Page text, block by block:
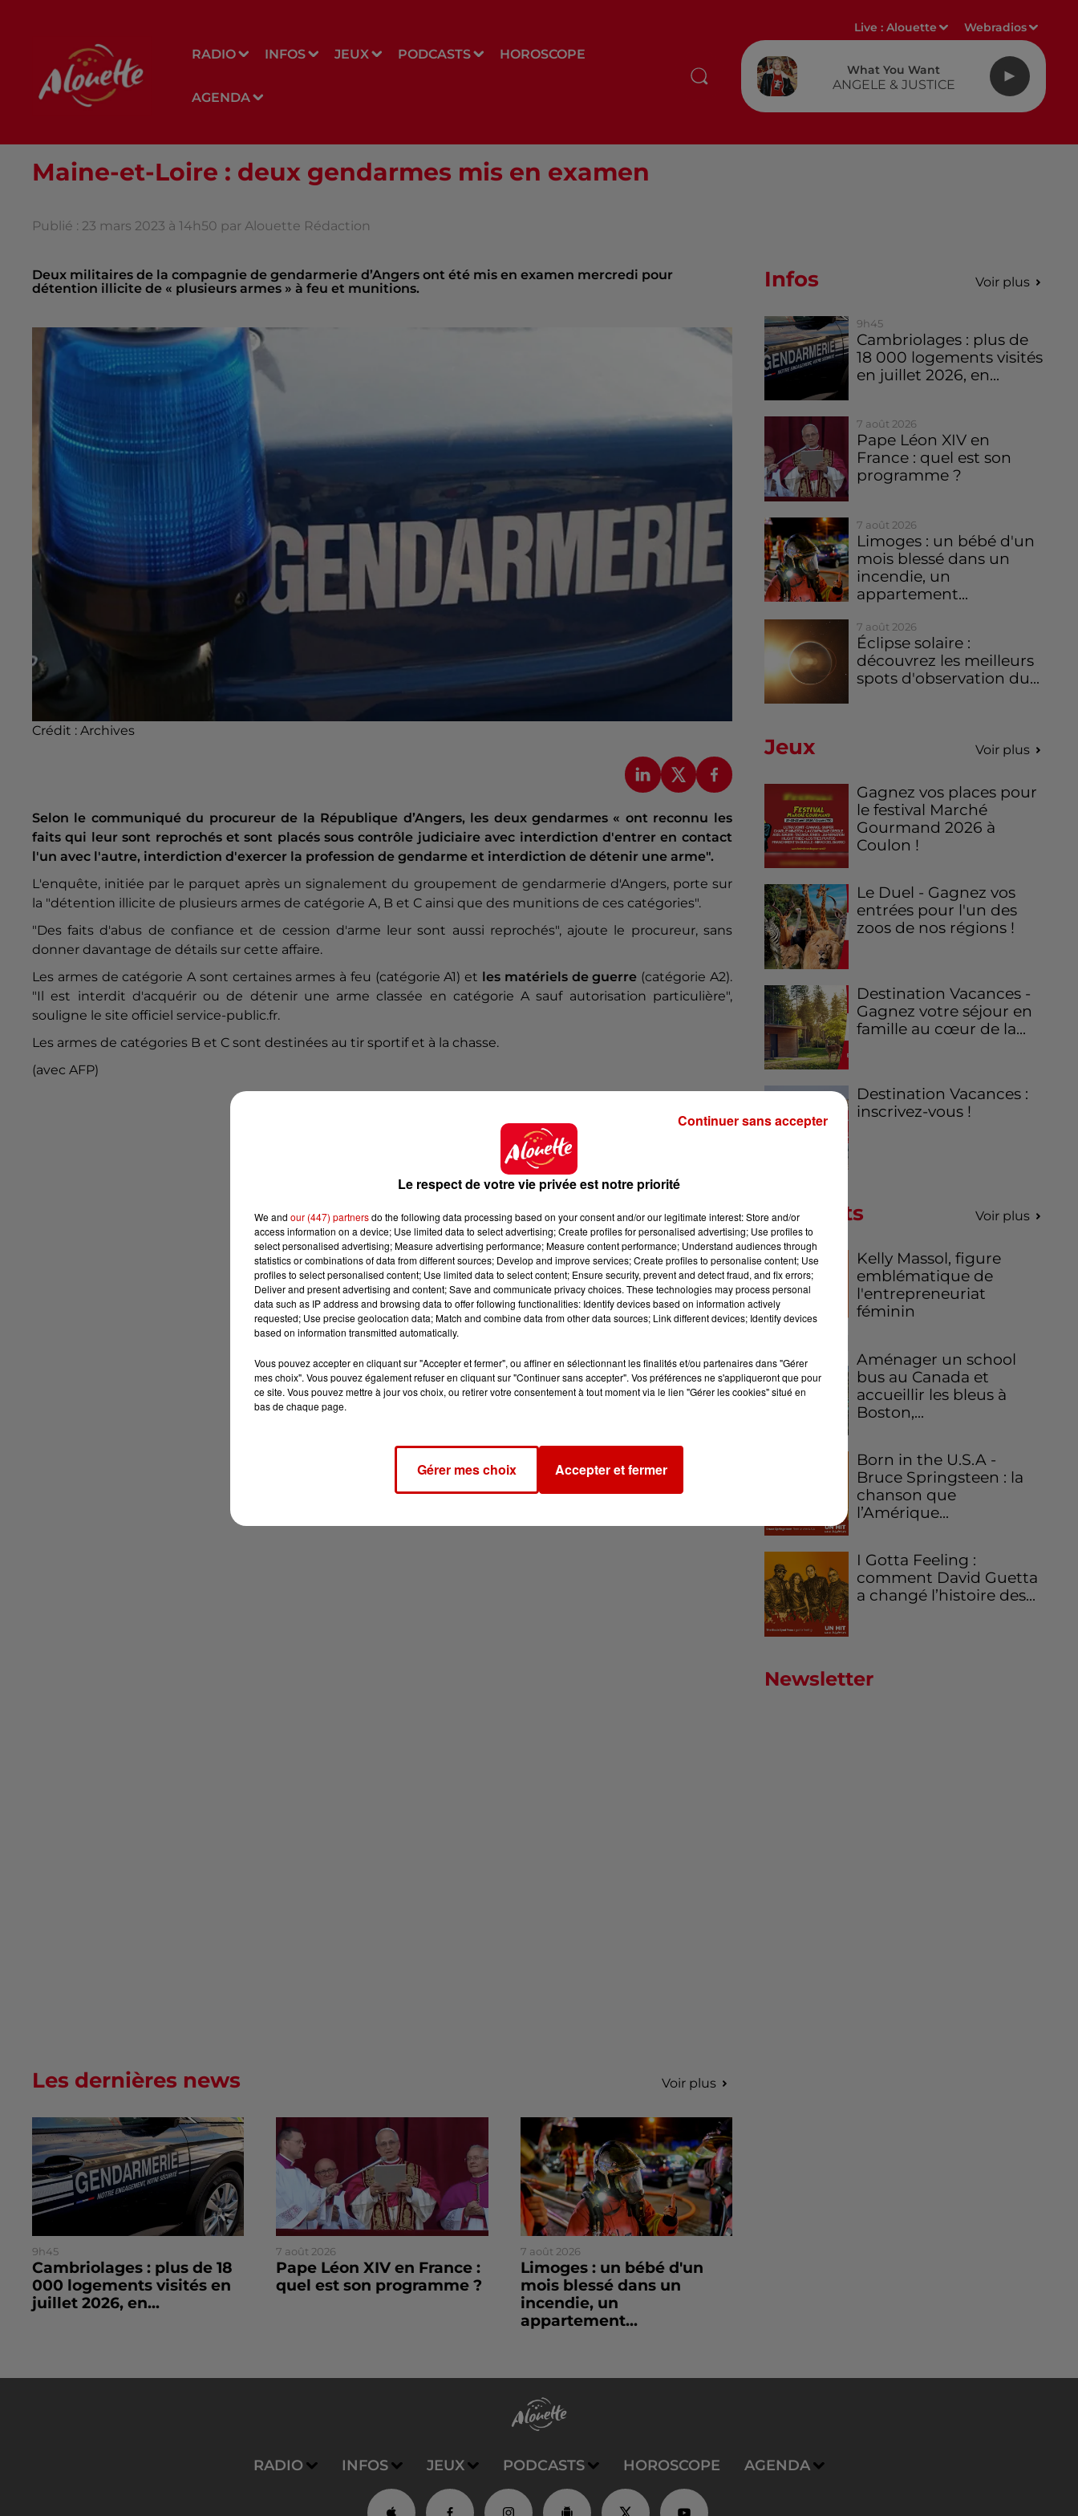
RADIO INFOS JEUX PODCASTS HOROSCOPE
AGENDA
Live :Alouette Webradios
What You Want
ANGELE & JUSTICE
Maine-et-Loire : deux gendarmes mis en examen
Publié : 23 mars 2023 à 14h50 par Alouette Rédaction
Deux militaires de la compagnie de gendarmerie d’Angers ont été mis en examen mercredi pour
détention illicite de « plusieurs armes » à feu et munitions.
Crédit : Archives
Selon le communiqué du procureur de la République d’Angers, les deux gendarmes « ont reconnu les
faits qui leur sont reprochés et sont placés sous contrôle judiciaire avec interdiction d'entrer en contact
l'un avec l'autre, interdiction d'exercer la profession de gendarme et interdiction de détenir une arme".
L'enquête, initiée par le parquet après un signalement du groupement de gendarmerie d'Angers, porte sur
la "détention illicite de plusieurs armes de catégorie A, B et C ainsi que des munitions de ces catégories".
"Des faits d'abus de confiance et de cession d'arme leur sont aussi reprochés", ajoute le procureur, sans
donner davantage de détails sur cette affaire.
Les armes de catégorie A sont certaines armes à feu (catégorie A1) et les matériels de guerre (catégorie A2).
"Il est interdit d'acquérir ou de détenir une arme classée en catégorie A sauf autorisation particulière",
souligne le site officiel service-public.fr.
Les armes de catégories B et C sont destinées au tir sportif et à la chasse.
(avec AFP)
Infos Voir plus
9h45
Cambriolages : plus de
18 000 logements visités
en juillet 2026, en...
7 août 2026
Pape Léon XIV en
France : quel est son
programme ?
7 août 2026
Limoges : un bébé d'un
mois blessé dans un
incendie, un
appartement...
7 août 2026
Éclipse solaire :
découvrez les meilleurs
spots d'observation du...
Jeux Voir plus
Gagnez vos places pour
le festival Marché
Gourmand 2026 à
Coulon !
Le Duel - Gagnez vos
entrées pour l'un des
zoos de nos régions !
Destination Vacances -
Gagnez votre séjour en
famille au cœur de la...
Destination Vacances :
inscrivez-vous !
Podcasts Voir plus
Kelly Massol, figure
emblématique de
l'entrepreneuriat
féminin
Aménager un school
bus au Canada et
accueillir les bleus à
Boston,...
Born in the U.S.A -
Bruce Springsteen : la
chanson que
l’Amérique...
I Gotta Feeling :
comment David Guetta
a changé l’histoire des...
Newsletter
Les dernières news Voir plus
9h45
Cambriolages : plus de 18
000 logements visités en
juillet 2026, en...
7 août 2026
Pape Léon XIV en France :
quel est son programme ?
7 août 2026
Limoges : un bébé d'un
mois blessé dans un
incendie, un
appartement...
RADIO INFOS JEUX PODCASTS HOROSCOPE AGENDA
Le respect de votre vie privée est notre priorité
We and our (447) partnersdo the following data processing based on your consent and/or our legitimate interest: Store and/or
access information on a device; Use limited data to select advertising; Create profiles for personalised advertising; Use profiles to
select personalised advertising; Measure advertising performance; Measure content performance; Understand audiences through
statistics or combinations of data from different sources; Develop and improve services; Create profiles to personalise content; Use
profiles to select personalised content; Use limited data to select content; Ensure security, prevent and detect fraud, and fix errors;
Deliver and present advertising and content; Save and communicate privacy choices. These technologies may process personal
data such as IP address and browsing data to offer following functionalities: Identify devices based on information actively
requested; Use precise geolocation data; Match and combine data from other data sources; Link different devices; Identify devices
based on information transmitted automatically.
Vous pouvez accepter en cliquant sur "Accepter et fermer", ou affiner en sélectionnant les finalités et/ou partenaires dans "Gérer
mes choix". Vous pouvez également refuser en cliquant sur "Continuer sans accepter". Vos préférences ne s'appliqueront que pour
ce site. Vous pouvez mettre à jour vos choix, ou retirer votre consentement à tout moment via le lien "Gérer les cookies" situé en
bas de chaque page.
Gérer mes choix Accepter et fermer
Continuer sans accepter